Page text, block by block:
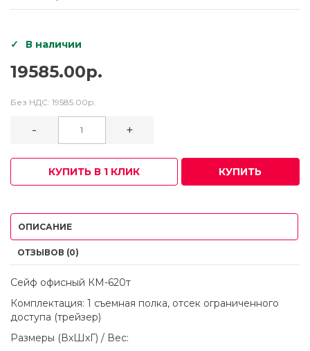
В наличии
19585.00р.
Без НДС: 19585.00р.
- +
КУПИТЬ В 1 КЛИК КУПИТЬ
ОПИСАНИЕ
ОТЗЫВОВ (0)
Сейф офисный КМ-620т
Комплектация: 1 съемная полка, отсек ограниченного
доступа (трейзер)
Размеры (ВхШхГ) / Вес: